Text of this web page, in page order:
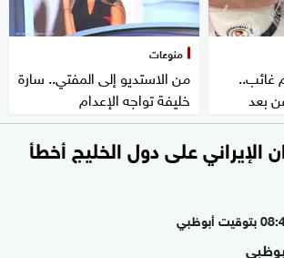
غائب..
بعد
منوعات
من الاستديو إلى المفتي.. سارة
خليفة تواجه الإعدام
الإيراني على دول الخليج أخطأ